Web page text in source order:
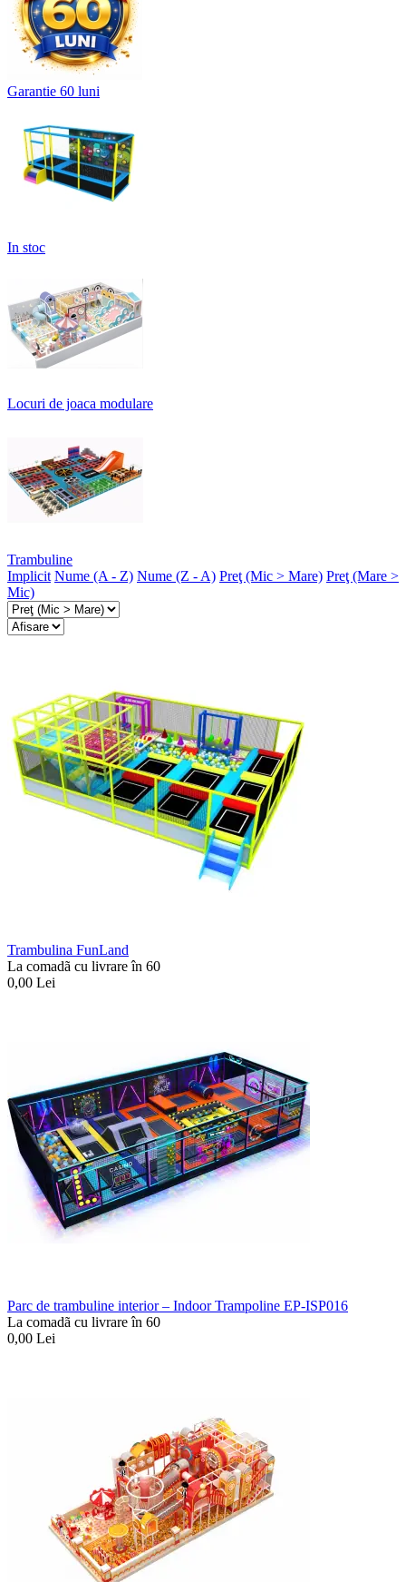
Garantie 60 luni
In stoc
Locuri de joaca modulare
Trambuline
Implicit Nume (A - Z) Nume (Z - A) Preţ (Mic > Mare) Preţ (Mare >
Mic)
Trambulina FunLand
La comadã cu livrare în 60
0,00 Lei
Parc de trambuline interior – Indoor Trampoline EP-ISP016
La comadã cu livrare în 60
0,00 Lei